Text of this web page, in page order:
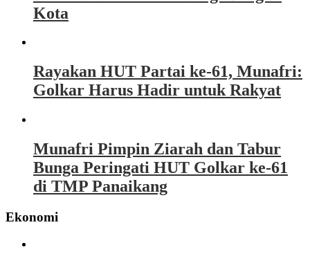
Kota
Rayakan HUT Partai ke-61, Munafri:
Golkar Harus Hadir untuk Rakyat
Munafri Pimpin Ziarah dan Tabur
Bunga Peringati HUT Golkar ke-61
di TMP Panaikang
Ekonomi